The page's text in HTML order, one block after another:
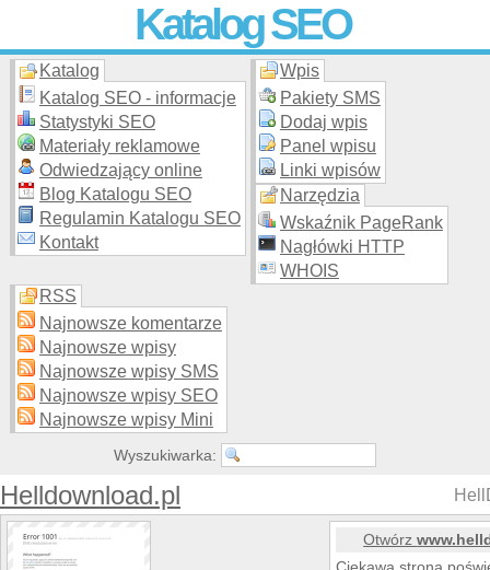
Katalog SEO
Skuteczna i promocja stron WWW –
moderowanego katalogu za darmo!
Katalog
Katalog SEO - informacje
Statystyki SEO
Materiały reklamowe
Odwiedzający online
Blog Katalogu SEO
Regulamin Katalogu SEO
Kontakt
Wpis
Pakiety SMS
Dodaj wpis
Panel wpisu
Linki wpisów
Narzędzia
Wskaźnik PageRank
Nagłówki HTTP
WHOIS
RSS
Najnowsze komentarze
Najnowsze wpisy
Najnowsze wpisy SMS
Najnowsze wpisy SEO
Najnowsze wpisy Mini
Wyszukiwarka:
Helldownload.pl
Otwórz